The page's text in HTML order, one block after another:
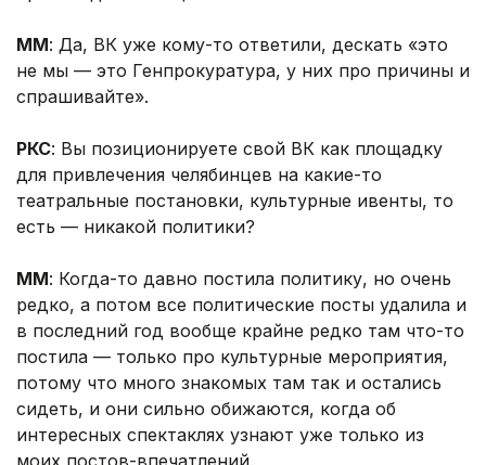
ММ: Да, ВК уже кому-то ответили, дескать «это
не мы — это Генпрокуратура, у них про причины и
спрашивайте».
РКС: Вы позиционируете свой ВК как площадку
для привлечения челябинцев на какие-то
театральные постановки, культурные ивенты, то
есть — никакой политики?
ММ: Когда-то давно постила политику, но очень
редко, а потом все политические посты удалила и
в последний год вообще крайне редко там что-то
постила — только про культурные мероприятия,
потому что много знакомых там так и остались
сидеть, и они сильно обижаются, когда об
интересных спектаклях узнают уже только из